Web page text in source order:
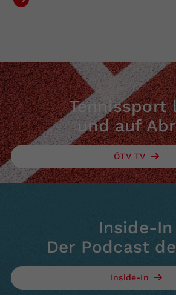
Tennissport
und auf
ÖTV TV
Inside-In
Der Podcast
Inside-In